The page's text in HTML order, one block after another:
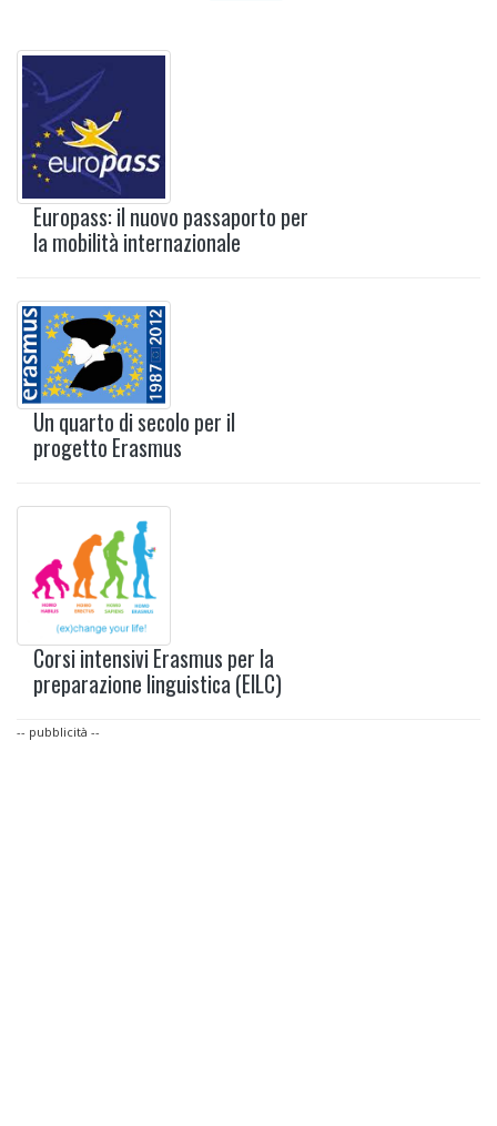
Europass: il nuovo passaporto per
la mobilità internazionale
Un quarto di secolo per il
progetto Erasmus
Corsi intensivi Erasmus per la
preparazione linguistica (EILC)
-- pubblicità --